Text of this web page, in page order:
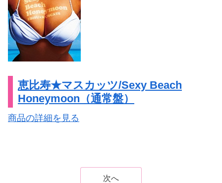
恵比寿★マスカッツ/Sexy Beach
Honeymoon（通常盤）
商品の詳細を見る
次へ